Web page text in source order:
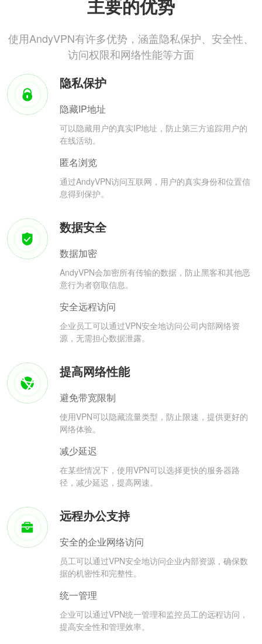
主要的优势
使用AndyVPN有许多优势，涵盖隐私保护、安全性、
访问权限和网络性能等方面
隐私保护
隐藏IP地址
可以隐藏用户的真实IP地址，防止第三方追踪用户的
在线活动。
匿名浏览
通过AndyVPN访问互联网，用户的真实身份和位置信
息得到保护。
数据安全
数据加密
AndyVPN会加密所有传输的数据，防止黑客和其他恶
意行为者窃取信息。
安全远程访问
企业员工可以通过VPN安全地访问公司内部网络资
源，无需担心数据泄露。
提高网络性能
避免带宽限制
使用VPN可以隐藏流量类型，防止限速，提供更好的
网络体验。
减少延迟
在某些情况下，使用VPN可以选择更快的服务器路
径，减少延迟，提高网速。
远程办公支持
安全的企业网络访问
员工可以通过VPN安全地访问企业内部资源，确保数
据的机密性和完整性。
统一管理
企业可以通过VPN统一管理和监控员工的远程访问，
提高安全性和管理效率。